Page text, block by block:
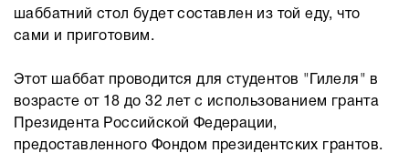
шаббатний стол будет составлен из той еду, что
сами и приготовим.
Этот шаббат проводится для студентов "Гилеля" в
возрасте от 18 до 32 лет с использованием гранта
Президента Российской Федерации,
предоставленного Фондом президентских грантов.